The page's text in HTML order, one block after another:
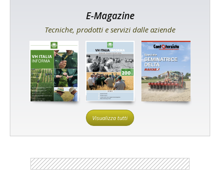
E-Magazine
Tecniche, prodotti e servizi dalle aziende
Visualizza tutti